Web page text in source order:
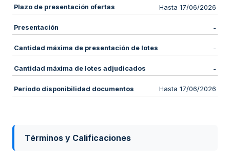
Plazo de presentación ofertas Hasta 17/06/2026
Presentación -
Cantidad máxima de presentación de lotes -
Cantidad máxima de lotes adjudicados -
Período disponibilidad documentos Hasta 17/06/2026
Términos y Calificaciones